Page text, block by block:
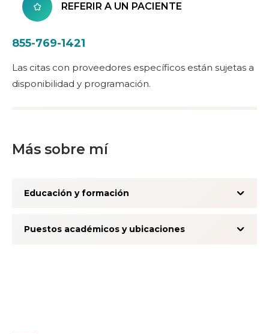
REFERIR A UN PACIENTE
855-769-1421
Las citas con proveedores específicos están sujetas a
disponibilidad y programación.
Más sobre mí
Educación y formación
Puestos académicos y ubicaciones